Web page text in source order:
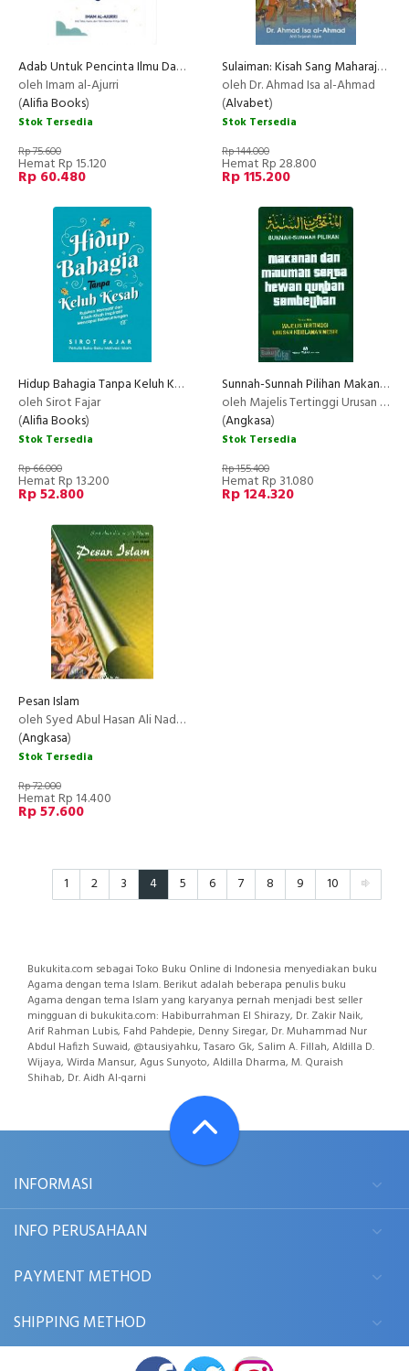
Adab Untuk Pencinta Ilmu Dan Al Quran NEW
oleh Imam al-Ajurri
(Alifia Books)
Stok Tersedia
Rp 75.600
Hemat Rp 15.120
Rp 60.480
Sulaiman: Kisah Sang Maharaja Dunia Penguasa Segala Makhluk
oleh Dr. Ahmad Isa al-Ahmad
(Alvabet)
Stok Tersedia
Rp 144.000
Hemat Rp 28.800
Rp 115.200
Hidup Bahagia Tanpa Keluh Kesah: Rujukan Normatif Dan Kisah- NEW
oleh Sirot Fajar
(Alifia Books)
Stok Tersedia
Rp 66.000
Hemat Rp 13.200
Rp 52.800
Sunnah-Sunnah Pilihan Makanan dan Minuman Serta Hewan Qurban Sembelihan
oleh Majelis Tertinggi Urusan Keislaman Mesir
(Angkasa)
Stok Tersedia
Rp 155.400
Hemat Rp 31.080
Rp 124.320
Pesan Islam
oleh Syed Abul Hasan Ali Nadroi
(Angkasa)
Stok Tersedia
Rp 72.000
Hemat Rp 14.400
Rp 57.600
1 2 3 4 5 6 7 8 9 10
Bukukita.com sebagai Toko Buku Online di Indonesia menyediakan buku
Agama dengan tema Islam. Berikut adalah beberapa penulis buku
Agama dengan tema Islam yang karyanya pernah menjadi best seller
mingguan di bukukita.com: Habiburrahman El Shirazy, Dr. Zakir Naik,
Arif Rahman Lubis, Fahd Pahdepie, Denny Siregar, Dr. Muhammad Nur
Abdul Hafizh Suwaid, @tausiyahku, Tasaro Gk, Salim A. Fillah, Aldilla D.
Wijaya, Wirda Mansur, Agus Sunyoto, Aldilla Dharma, M. Quraish
Shihab, Dr. Aidh Al-qarni
INFORMASI
INFO PERUSAHAAN
PAYMENT METHOD
SHIPPING METHOD